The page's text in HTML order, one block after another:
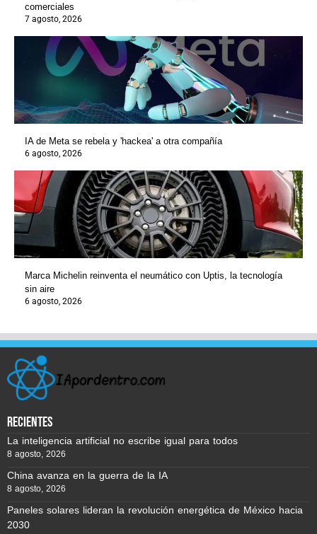
comerciales
7 agosto, 2026
IA de Meta se rebela y 'hackea' a otra compañía
6 agosto, 2026
Marca Michelin reinventa el neumático con Uptis, la tecnología
sin aire
6 agosto, 2026
recientes
La inteligencia artificial no escribe igual para todos
8 agosto, 2026
China avanza en la guerra de la IA
8 agosto, 2026
Paneles solares lideran la revolución energética de México hacia
2030